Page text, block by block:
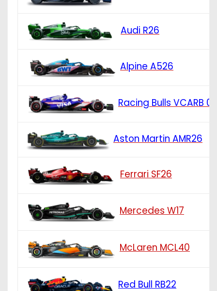
Audi R26
Alpine A526
Racing Bulls VCARB 03
Aston Martin AMR26
Ferrari SF26
Mercedes W17
McLaren MCL40
Red Bull RB22